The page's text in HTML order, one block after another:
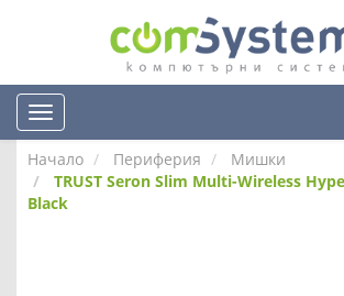
Начало Периферия
Мишки
TRUST Seron Slim Multi-Wireless
Black